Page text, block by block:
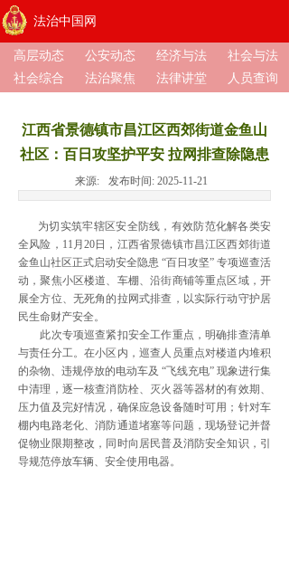
法治中国网
高层动态 公安动态 经济与法
社会与法
社会综合
法治聚焦 法律讲堂 人员查询
江西省景德镇市昌江区西郊街道金鱼山
社区：百日攻坚护平安 拉网排查除隐患
来源: 发布时间: 2025-11-21
为切实筑牢辖区安全防线，有效防范化解各类安
全风险，11月20日，江西省景德镇市昌江区西郊街道
金鱼山社区正式启动安全隐患 “百日攻坚” 专项巡查活
动，聚焦小区楼道、车棚、沿街商铺等重点区域，开
展全方位、无死角的拉网式排查，以实际行动守护居
民生命财产安全。
此次专项巡查紧扣安全工作重点，明确排查清单
与责任分工。在小区内，巡查人员重点对楼道内堆积
的杂物、违规停放的电动车及 “飞线充电” 现象进行集
中清理，逐一核查消防栓、灭火器等器材的有效期、
压力值及完好情况，确保应急设备随时可用；针对车
棚内电路老化、消防通道堵塞等问题，现场登记并督
促物业限期整改，同时向居民普及消防安全知识，引
导规范停放车辆、安全使用电器。